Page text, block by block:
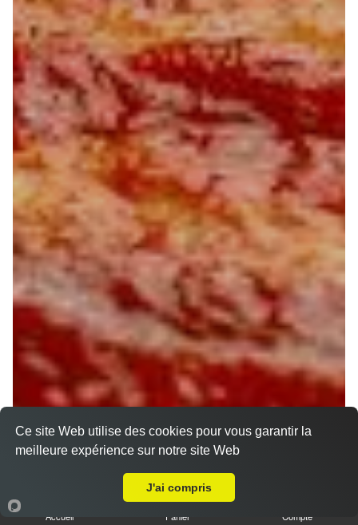
Accueil Panier Compte
Ce site Web utilise des cookies pour vous garantir la
meilleure expérience sur notre site Web
J'ai compris